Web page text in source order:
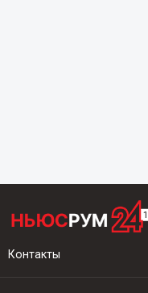
Контакты